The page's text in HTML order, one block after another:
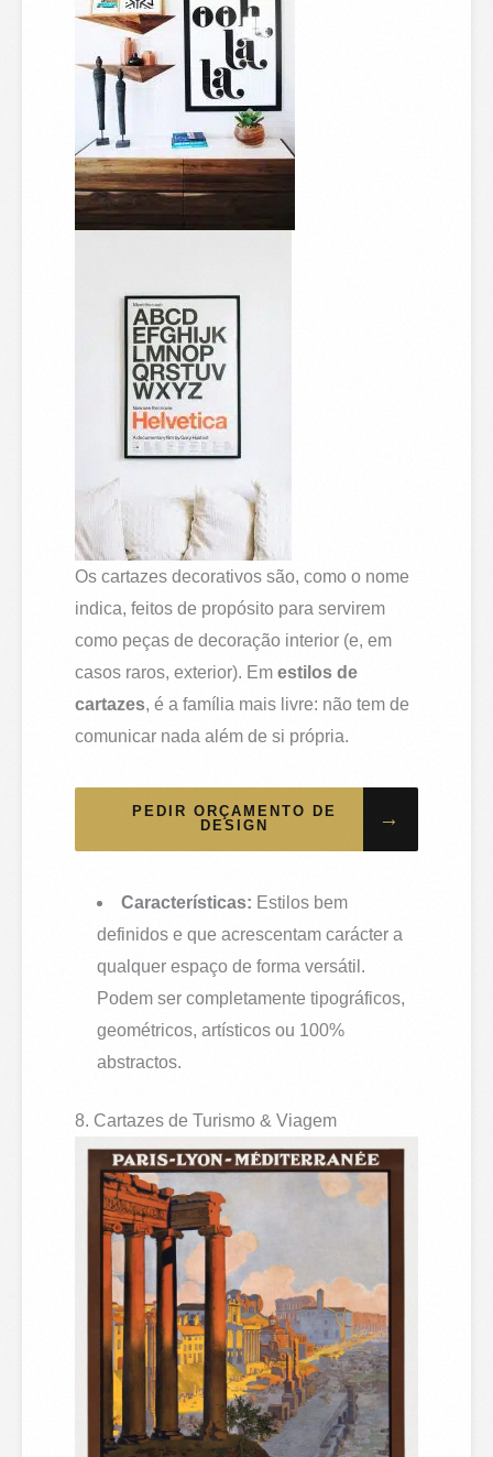
Os cartazes decorativos são, como o nome
indica, feitos de propósito para servirem
como peças de decoração interior (e, em
casos raros, exterior). Emestilos de
cartazes, é a família mais livre: não tem de
comunicar nada além de si própria.
PEDIR ORÇAMENTO DE
DESIGN
→
Características: Estilos bem
definidos e que acrescentam carácter a
qualquer espaço de forma versátil.
Podem ser completamente tipográficos,
geométricos, artísticos ou 100%
abstractos.
8. Cartazes de Turismo & Viagem